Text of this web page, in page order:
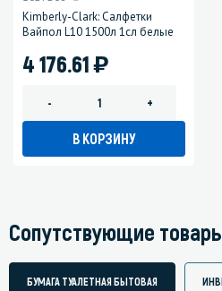
Kimberly-Clark: Салфетки
Вайпол L10 1500л 1сл белые
4 176.61)
- +
В КОРЗИНУ
Сопутствующие
БУМАГА ТУАЛЕТНАЯ БЫТОВАЯ